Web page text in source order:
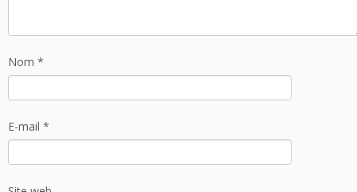
Nom *
E-mail *